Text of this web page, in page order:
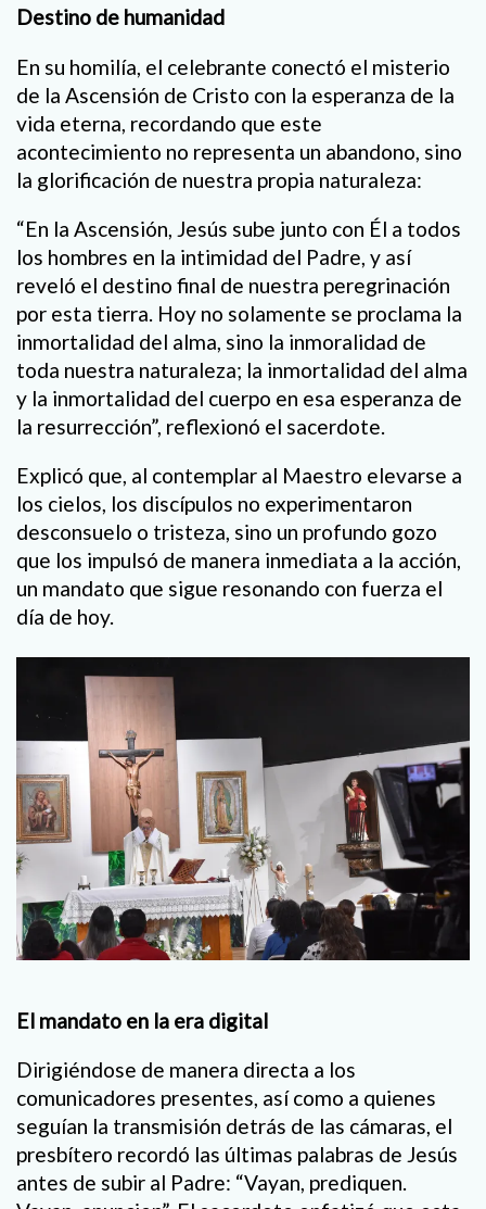
Destino de humanidad
En su homilía, el celebrante conectó el misterio
de la Ascensión de Cristo con la esperanza de la
vida eterna, recordando que este
acontecimiento no representa un abandono, sino
la glorificación de nuestra propia naturaleza:
“En la Ascensión, Jesús sube junto con Él a todos
los hombres en la intimidad del Padre, y así
reveló el destino final de nuestra peregrinación
por esta tierra. Hoy no solamente se proclama la
inmortalidad del alma, sino la inmoralidad de
toda nuestra naturaleza; la inmortalidad del alma
y la inmortalidad del cuerpo en esa esperanza de
la resurrección”, reflexionó el sacerdote.
Explicó que, al contemplar al Maestro elevarse a
los cielos, los discípulos no experimentaron
desconsuelo o tristeza, sino un profundo gozo
que los impulsó de manera inmediata a la acción,
un mandato que sigue resonando con fuerza el
día de hoy.
El mandato en la era digital
Dirigiéndose de manera directa a los
comunicadores presentes, así como a quienes
seguían la transmisión detrás de las cámaras, el
presbítero recordó las últimas palabras de Jesús
antes de subir al Padre: “Vayan, prediquen.